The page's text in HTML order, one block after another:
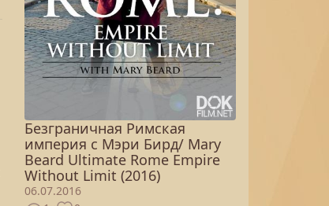
Безграничная Римская
империя с Мэри Бирд/ Mary
Beard Ultimate Rome Empire
Without Limit (2016)
06.07.2016